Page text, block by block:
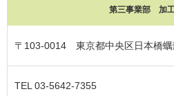
第三事業部 加
〒103-0014 東京都中央区日本橋蠣
TEL 03-5642-7355